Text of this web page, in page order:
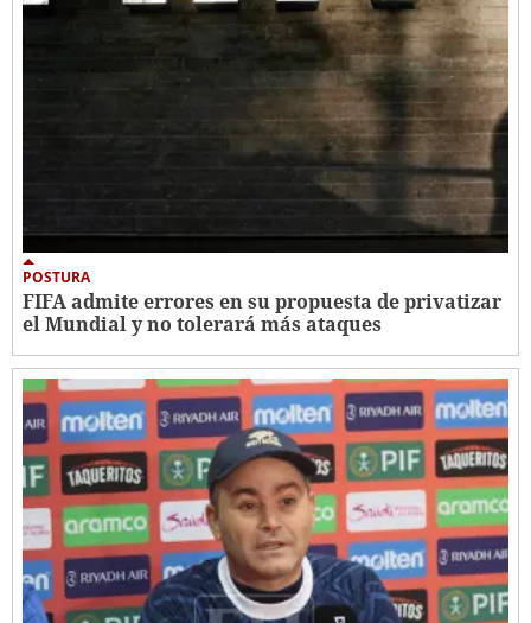
POSTURA
FIFA admite errores en su propuesta de privatizar
el Mundial y no tolerará más ataques